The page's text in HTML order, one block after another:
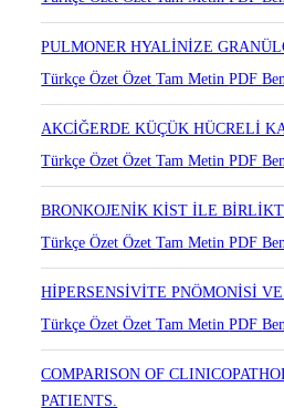
PULMONER LANGERHANS
Türkçe ÖzetÖzetTam MetinPDF
PULMONER HYALİNİZE
Türkçe ÖzetÖzetTam MetinPDF
AKCİĞERDE KÜÇÜK HÜCRELİ
Türkçe ÖzetÖzetTam MetinPDF
BRONKOJENİK KİST İLE
Türkçe ÖzetÖzetTam MetinPDF
HİPERSENSİVİTE PNÖMONİSİ
Türkçe ÖzetÖzetTam MetinPDF